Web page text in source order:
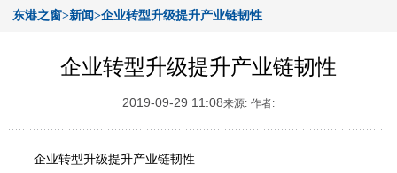
东港之窗>新闻>企业转型升级提升产业链韧性
企业转型升级提升产业链韧性
2019-09-29 11:08来源: 作者:
企业转型升级提升产业链韧性